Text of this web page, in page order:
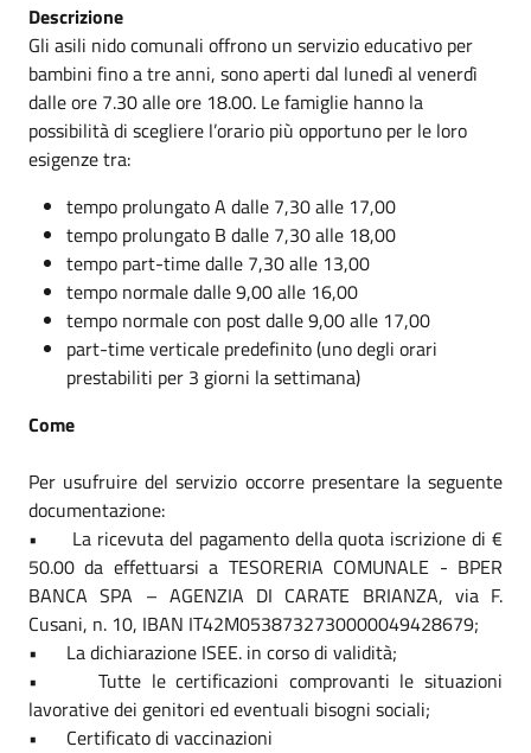
Descrizione
Gli asili nido comunali offrono un servizio educativo per
bambini fino a tre anni, sono aperti dal lunedì al venerdì
dalle ore 7.30 alle ore 18.00. Le famiglie hanno la
possibilità di scegliere l’orario più opportuno per le loro
esigenze tra:
tempo prolungato A dalle 7,30 alle 17,00
tempo prolungato B dalle 7,30 alle 18,00
tempo part-time dalle 7,30 alle 13,00
tempo normale dalle 9,00 alle 16,00
tempo normale con post dalle 9,00 alle 17,00
part-time verticale predefinito (uno degli orari
prestabiliti per 3 giorni la settimana)
Come
Per usufruire del servizio occorre presentare la seguente
documentazione:
• La ricevuta del pagamento della quota iscrizione di €
50.00 da effettuarsi a TESORERIA COMUNALE - BPER
BANCA SPA – AGENZIA DI CARATE BRIANZA, via F.
Cusani, n. 10, IBAN IT42M0538732730000049428679;
• La dichiarazione ISEE. in corso di validità;
• Tutte le certificazioni comprovanti le situazioni
lavorative dei genitori ed eventuali bisogni sociali;
• Certificato di vaccinazioni